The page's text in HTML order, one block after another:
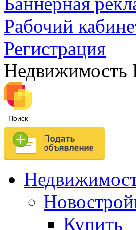
Рабочий
Регистрация
Недвижимость
Купить